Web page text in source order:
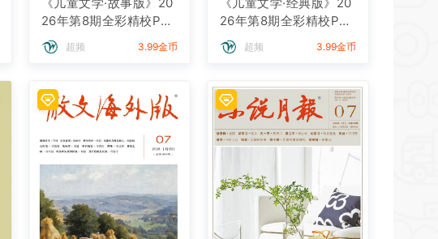
26年第8期全彩精校PD
F杂志下载
超频 3.99金币
26年第8期全彩精校PD
F杂志下载
超频 3.99金币